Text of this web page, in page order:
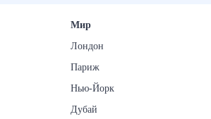
Мир
Лондон
Париж
Нью-Йорк
Дубай